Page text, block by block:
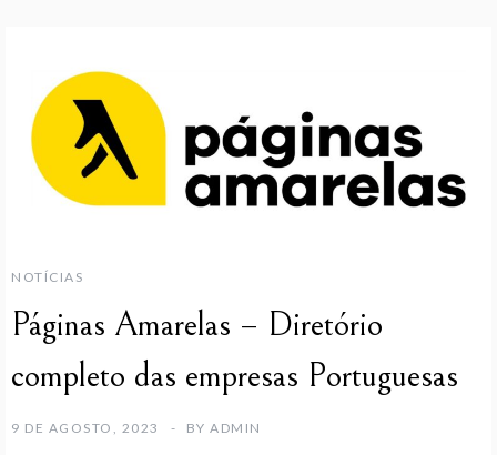
NOTÍCIAS
Páginas Amarelas – Diretório
completo das empresas Portuguesas
9 DE AGOSTO, 2023 BY ADMIN